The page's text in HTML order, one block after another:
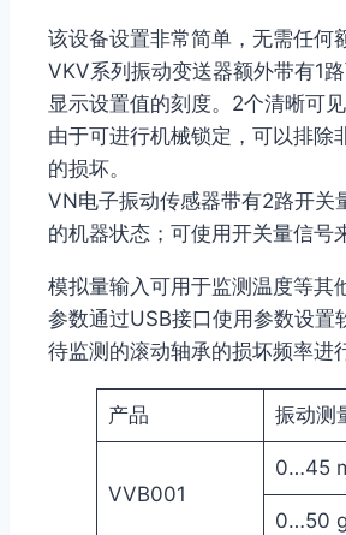
该设备设置非常简单，无需任何
VKV系列振动变送器额外带有1
显示设置值的刻度。2个清晰可
由于可进行机械锁定，可以排除
的损坏。
VN电子振动传感器带有2路开关
的机器状态；可使用开关量信号
模拟量输入可用于监测温度等其
参数通过USB接口使用参数设置
待监测的滚动轴承的损坏频率
产品 振动测
VVB001
0…45
0…50 g